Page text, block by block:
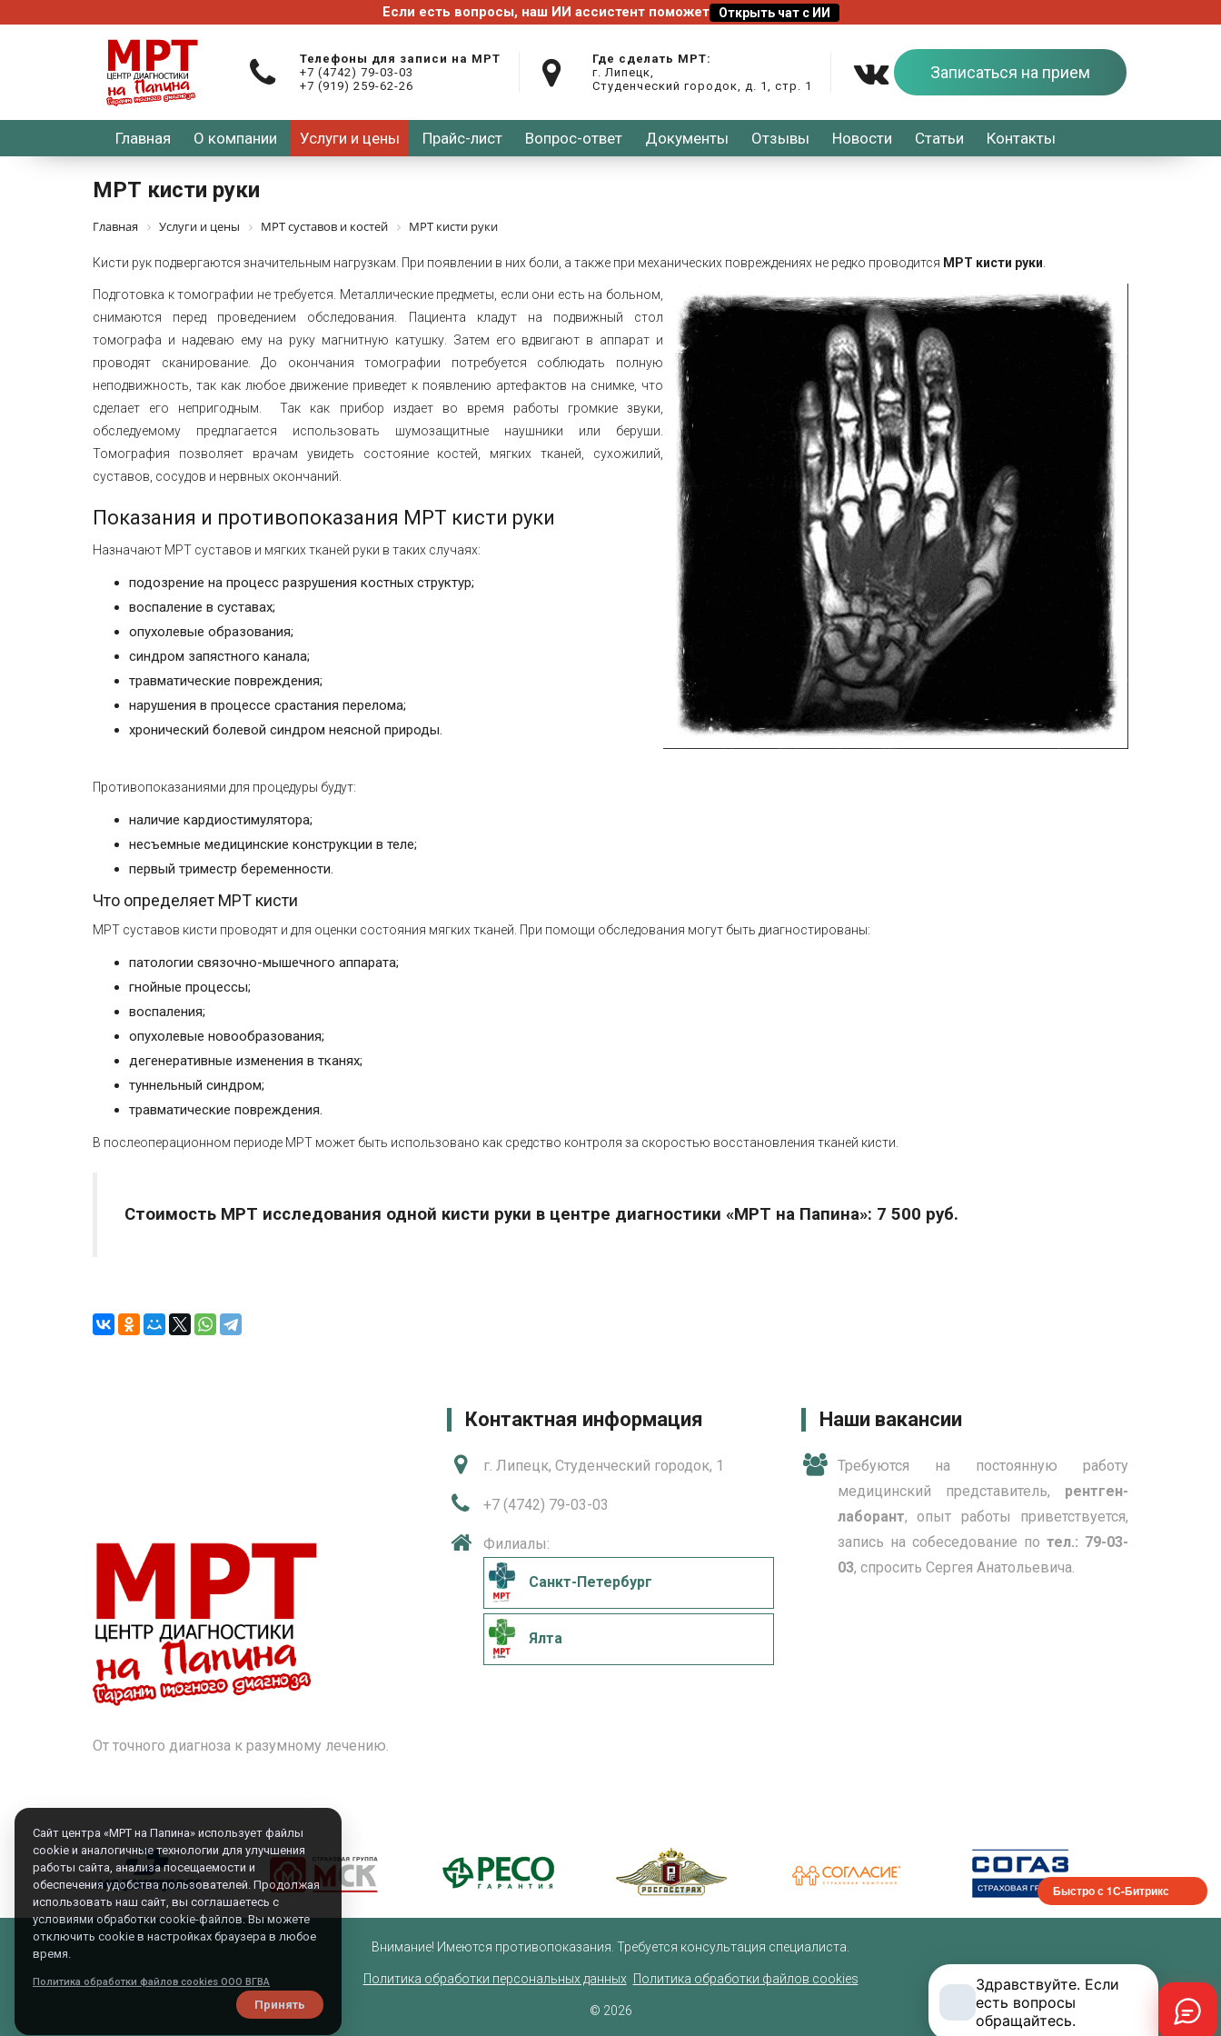
Телефоны для записи на МРТ
+7 (4742) 79-03-03
+7 (919) 259-62-26
Где сделать МРТ:
г. Липецк,
Студенческий городок, д. 1, стр. 1
Записаться на прием
Главная О компании Услуги и цены Прайс-лист Вопрос-ответ Документы Отзывы Новости Статьи Контакты
МРТ кисти руки
Главная Услуги и цены МРТ суставов и костей МРТ кисти руки
Кисти рук подвергаются значительным нагрузкам. При появлении в них боли, а также при механических повреждениях не редко проводится МРТ кисти руки
Подготовка к томографии не требуется. Металлические предметы, если они есть на больном,
снимаются перед проведением обследования. Пациента кладут на подвижный стол
томографа и надеваю ему на руку магнитную катушку. Затем его вдвигают в аппарат и
проводят сканирование. До окончания томографии потребуется соблюдать полную
неподвижность, так как любое движение приведет к появлению артефактов на снимке, что
сделает его непригодным. Так как прибор издает во время работы громкие звуки,
обследуемому предлагается использовать шумозащитные наушники или беруши.
Томография позволяет врачам увидеть состояние костей, мягких тканей, сухожилий,
суставов, сосудов и нервных окончаний.
Показания и противопоказания МРТ кисти руки
Назначают МРТ суставов и мягких тканей руки в таких случаях:
подозрение на процесс разрушения костных структур;
воспаление в суставах;
опухолевые образования;
синдром запястного канала;
травматические повреждения;
нарушения в процессе срастания перелома;
хронический болевой синдром неясной природы.
Противопоказаниями для процедуры будут:
наличие кардиостимулятора;
несъемные медицинские конструкции в теле;
первый триместр беременности.
Что определяет МРТ кисти
МРТ суставов кисти проводят и для оценки состояния мягких тканей. При помощи обследования могут быть диагностированы:
патологии связочно-мышечного аппарата;
гнойные процессы;
воспаления;
опухолевые новообразования;
дегенеративные изменения в тканях;
туннельный синдром;
травматические повреждения.
В послеоперационном периоде МРТ может быть использовано как средство контроля за скоростью восстановления тканей кисти.
Стоимость МРТ исследования одной кисти руки в центре диагностики «МРТ на Папина»: 7 500 руб.
От точного диагноза к разумному лечению.
Контактная информация
г. Липецк, Студенческий городок, 1
+7 (4742) 79-03-03
Филиалы:
Санкт-Петербург
Ялта
Наши вакансии
Требуются на постоянную работу
медицинский представитель, рентген-
лаборант, опыт работы приветствуется,
запись на собеседование по тел.: 79-03-
03, спросить Сергея Анатольевича.
Внимание! Имеются противопоказания. Требуется консультация специалиста.
Политика обработки персональных данных Политика обработки файлов cookies
© 2026
Быстро с 1С-Битрикс